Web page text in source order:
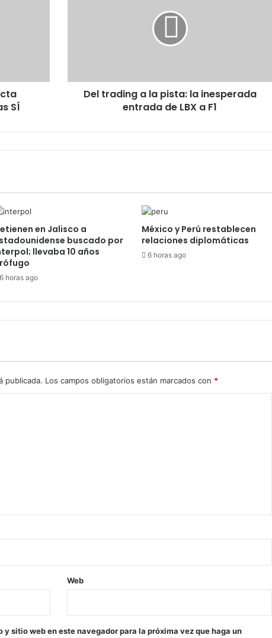
SÍ
de
Del trading a la pista: la inesperada
entrada de LBX a F1
en Jalisco a
buscado por
llevaba 10 años
6 horas ago
México y Perú restablecen
relaciones diplomáticas
6 horas ago
publicada. Los campos obligatorios están marcados con *
Web
sitio web en este navegador para la próxima vez que haga un